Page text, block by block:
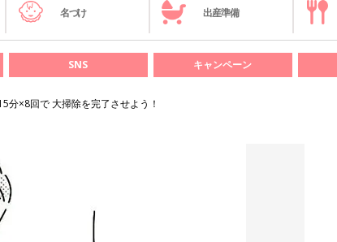
名づけ 出産準備
SNS キャンペーン
×8回で 大掃除を完了させよう！